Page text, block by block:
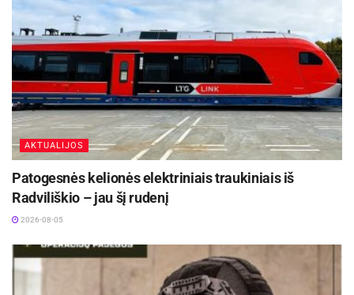
Žymos: Vandens pramogos
AKTUALIJOS
Patogesnės kelionės elektriniais traukiniais iš
Radviliškio – jau šį rudenį
2026-08-05